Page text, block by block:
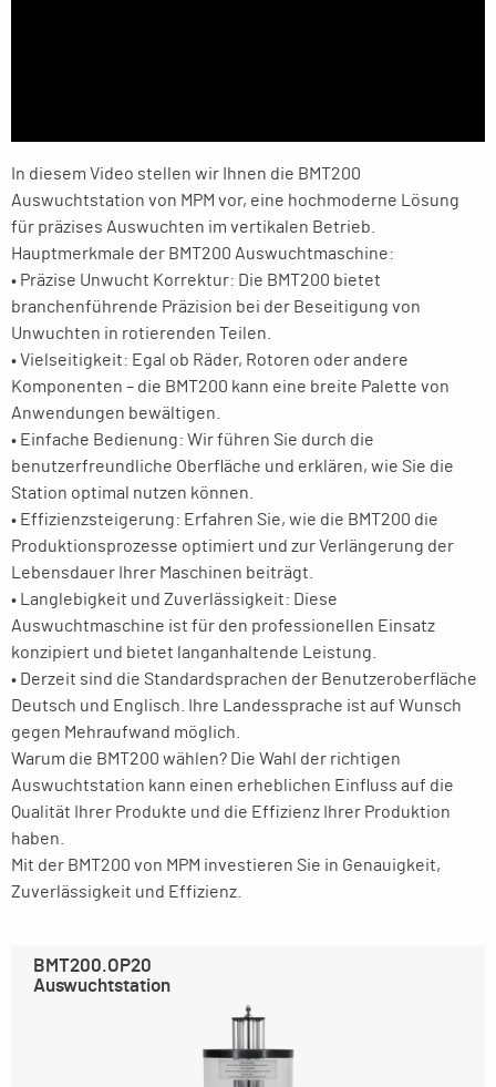
In diesem Video stellen wir Ihnen die BMT200
Auswuchtstation von MPM vor, eine hochmoderne Lösung
für präzises Auswuchten im vertikalen Betrieb.
Hauptmerkmale der BMT200 Auswuchtmaschine:
• Präzise Unwucht Korrektur: Die BMT200 bietet
branchenführende Präzision bei der Beseitigung von
Unwuchten in rotierenden Teilen.
• Vielseitigkeit: Egal ob Räder, Rotoren oder andere
Komponenten – die BMT200 kann eine breite Palette von
Anwendungen bewältigen.
• Einfache Bedienung: Wir führen Sie durch die
benutzerfreundliche Oberfläche und erklären, wie Sie die
Station optimal nutzen können.
• Effizienzsteigerung: Erfahren Sie, wie die BMT200 die
Produktionsprozesse optimiert und zur Verlängerung der
Lebensdauer Ihrer Maschinen beiträgt.
• Langlebigkeit und Zuverlässigkeit: Diese
Auswuchtmaschine ist für den professionellen Einsatz
konzipiert und bietet langanhaltende Leistung.
• Derzeit sind die Standardsprachen der Benutzeroberfläche
Deutsch und Englisch. Ihre Landessprache ist auf Wunsch
gegen Mehraufwand möglich.
Warum die BMT200 wählen? Die Wahl der richtigen
Auswuchtstation kann einen erheblichen Einfluss auf die
Qualität Ihrer Produkte und die Effizienz Ihrer Produktion
haben.
Mit der BMT200 von MPM investieren Sie in Genauigkeit,
Zuverlässigkeit und Effizienz.
BMT200.OP20
Auswuchtstation